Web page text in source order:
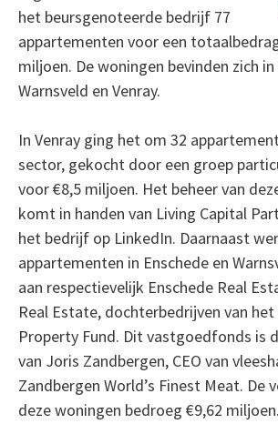
het beursgenoteerde bedrijf 77
appartementen voor een
miljoen. De woningen bevinden zich in
Warnsveld en Venray.
In Venray ging het om 32
sector, gekocht door een groep
voor €8,5 miljoen. Het beheer van
komt in handen van Living Capital
het bedrijf op LinkedIn. Daarnaast
appartementen in Enschede en
aan respectievelijk Enschede Real
Real Estate, dochterbedrijven van
Property Fund. Dit vastgoedfonds is
van Joris Zandbergen, CEO van
Zandbergen World’s Finest Meat. De
deze woningen bedroeg €9,62 miljoen.